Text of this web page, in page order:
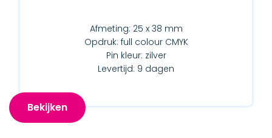
Afmeting: 25 x 38 mm
Opdruk: full colour CMYK
Pin kleur: zilver
Levertijd: 9 dagen
Bekijken